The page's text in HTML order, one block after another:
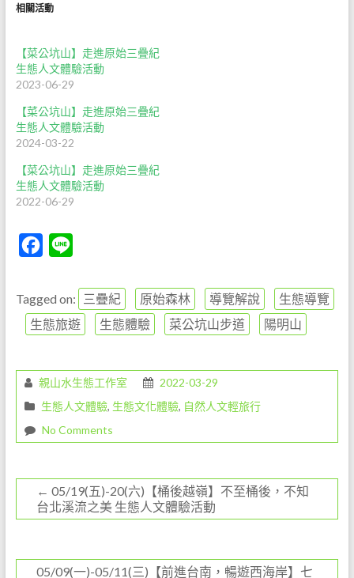
相關活動
【菜公坑山】走進原始三疊紀
生態人文體驗活動
2023-06-29
【菜公坑山】走進原始三疊紀
生態人文體驗活動
2024-03-22
【菜公坑山】走進原始三疊紀
生態人文體驗活動
2022-06-29
e
b
o
k
n
e
Tagged on: 三疊紀 原始森林 導覽解說
生態導覽
生態旅遊
生態體驗 菜公坑山步道 陽明山
親山水生態工作室
2022-03-29
生態人文體驗, 生態文化體驗, 自然人文輕旅行
No Comments
← 05/19(五)-20(六)【桶後越嶺】不至桶後，不知
台北溪流之美 生態人文體驗活動
05/09(一)-05/11(三)【前進台南，暢遊西海岸】七